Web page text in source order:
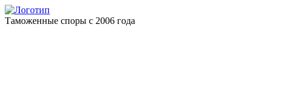
Таможенные споры с 2006 года